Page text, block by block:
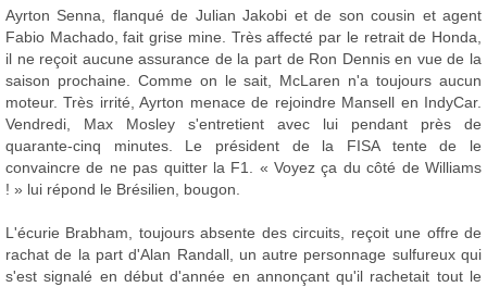
Ayrton Senna, flanqué de Julian Jakobi et de son cousin et agent
Fabio Machado, fait grise mine. Très affecté par le retrait de Honda,
il ne reçoit aucune assurance de la part de Ron Dennis en vue de la
saison prochaine. Comme on le sait, McLaren n'a toujours aucun
moteur. Très irrité, Ayrton menace de rejoindre Mansell en IndyCar.
Vendredi, Max Mosley s'entretient avec lui pendant près de
quarante-cinq minutes. Le président de la FISA tente de le
convaincre de ne pas quitter la F1. « Voyez ça du côté de Williams
! » lui répond le Brésilien, bougon.
L'écurie Brabham, toujours absente des circuits, reçoit une offre de
rachat de la part d'Alan Randall, un autre personnage sulfureux qui
s'est signalé en début d'année en annonçant qu'il rachetait tout le